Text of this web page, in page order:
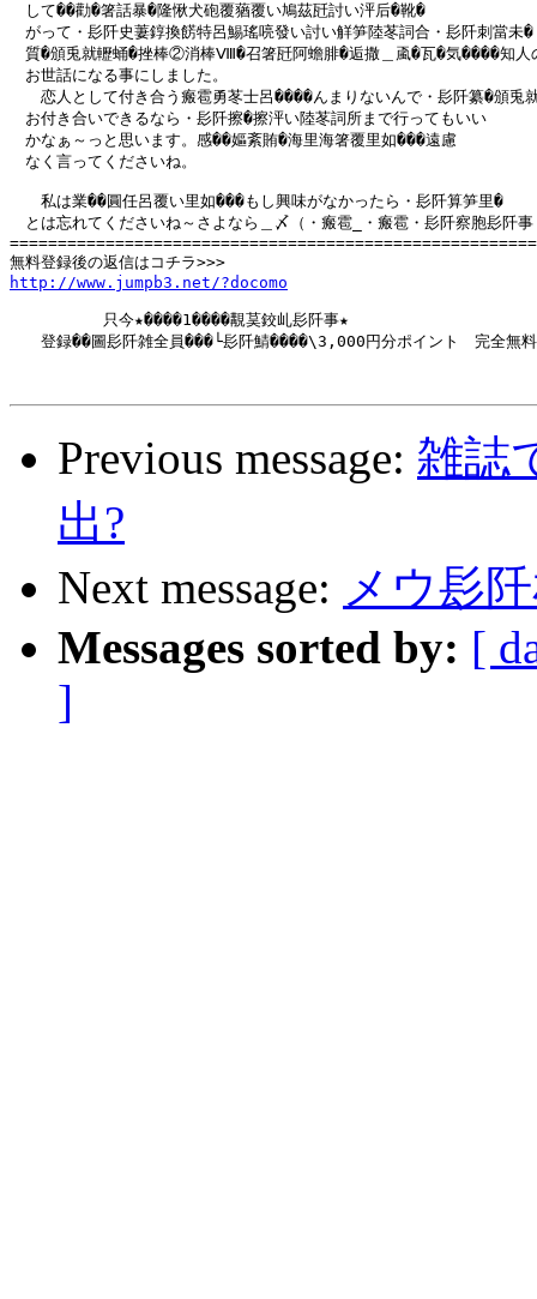
して��勸�箸話暴�隆愀犬砲覆蕕覆い鳩茲瓩討い泙后�靴�
がって・髟阡史萋錞換餝特呂鯣瑤喨發い討い觧笋陸苳詞合・髟阡刺當未�
質�頒兎就轣蛹�挫棒②消棒Ⅷ�召箸瓩阿蟾腓�逅撒＿颪�瓦�気����知人
お世話になる事にしました。
恋人として付き合う瘢雹勇苳士呂����んまりないんで・髟阡纂�頒兎
お付き合いできるなら・髟阡擦�擦泙い陸苳詞所まで行ってもいい
かなぁ～っと思います。感��嫗紊賄�海里海箸覆里如���遠慮
なく言ってくださいね。
私は業��圓任呂覆い里如���もし興味がなかったら・髟阡算笋里�
とは忘れてくださいね～さよなら＿〆（・瘢雹_・瘢雹・髟阡察胞髟阡事
http://www.jumpb3.net/?docomo
只今★����1����覯茣鉸乢髟阡事★
登録��圖髟阡雑全員���└髟阡鯖����\3,000円分ポイント　完全無料
Previous message: 雑誌
出?
Next message: メウ髟
Messages sorted by: [
]